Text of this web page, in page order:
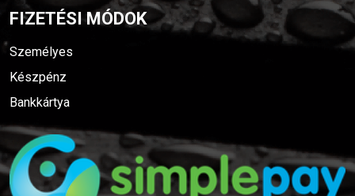
FIZETÉSI MÓDOK
Személyes
Készpénz
Bankkártya